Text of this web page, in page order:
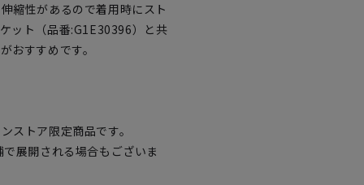
縮性があるので着用時にスト
ット（品番:G1E30396）と共
おすすめです。
ストア限定商品です。
展開される場合もございま